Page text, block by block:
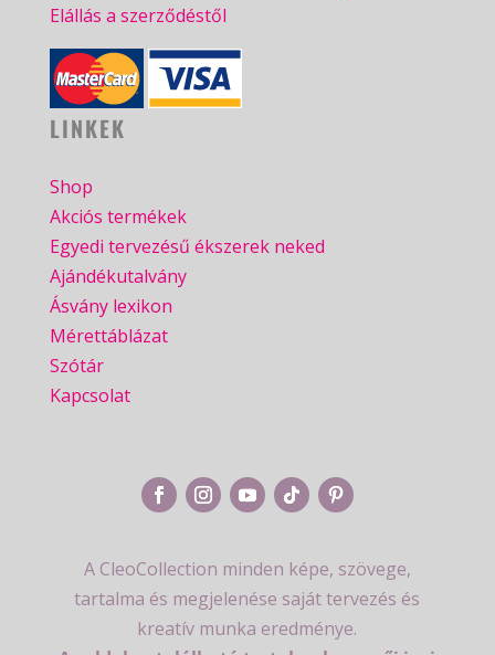
Elállás a szerződéstől
LINKEK
Shop
Akciós termékek
Egyedi tervezésű ékszerek neked
Ajándékutalvány
Ásvány lexikon
Mérettáblázat
Szótár
Kapcsolat
A CleoCollection minden képe, szövege,
tartalma és megjelenése saját tervezés és
kreatív munka eredménye.